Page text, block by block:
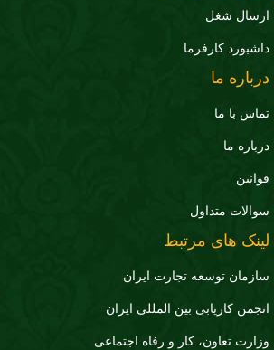
ارسال شغل
داشبورد کارفرما
درباره ما
تماس با ما
درباره ما
قوانین
سوالات متداول
لینک های مرتبط
سازمان توسعه تجارت ايران
انجمن کاریابی بین المللی ایران
وزارت تعاون، کار و رفاه اجتماعی